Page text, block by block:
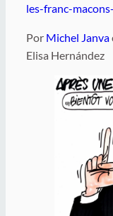
les-franc-
Por Michel Janva
Elisa Hernández